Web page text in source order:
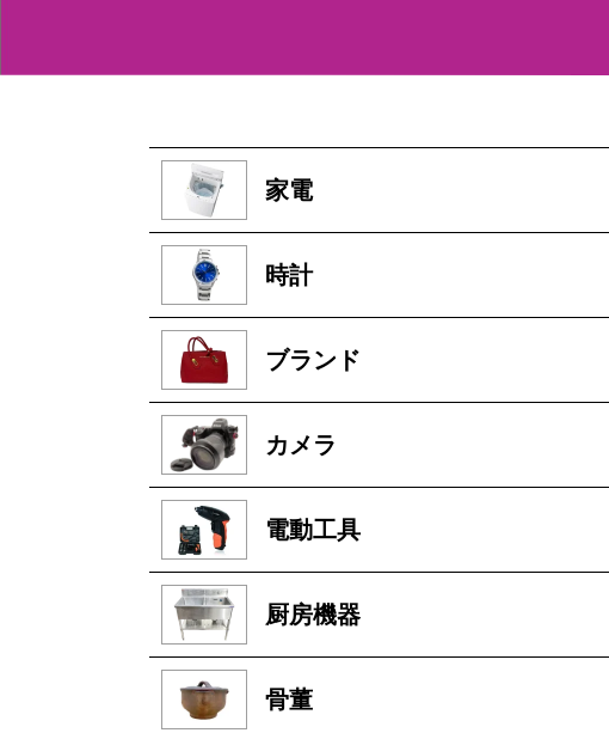
家電
時計
ブランド
カメラ
電動工具
厨房機器
骨董